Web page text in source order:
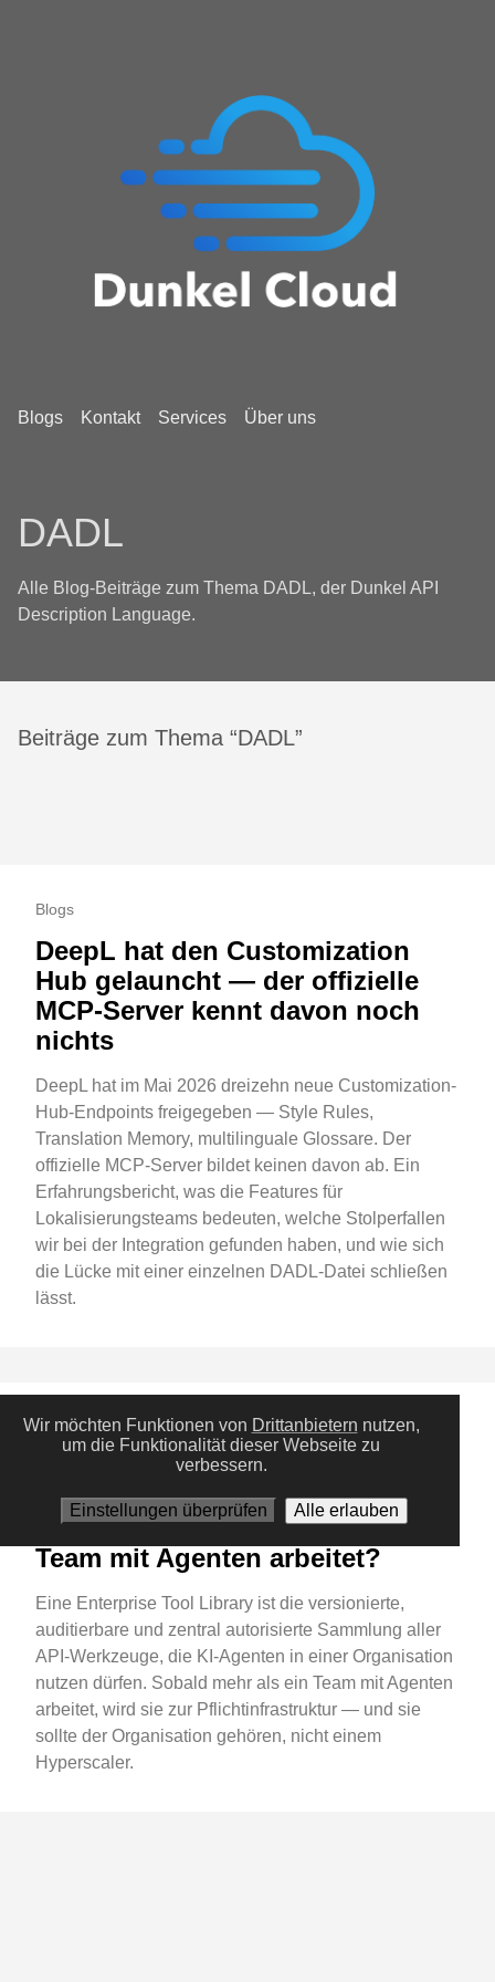
Wir möchten Funktionen von Drittanbietern nutzen,
um die Funktionalität dieser Webseite zu
verbessern.
Einstellungen überprüfen Alle erlauben
Blogs Kontakt Services Über uns
DADL
Alle Blog-Beiträge zum Thema DADL, der Dunkel API
Description Language.
Beiträge zum Thema “DADL”
Blogs
DeepL hat den Customization
Hub gelauncht — der offizielle
MCP-Server kennt davon noch
nichts
DeepL hat im Mai 2026 dreizehn neue Customization-
Hub-Endpoints freigegeben — Style Rules,
Translation Memory, multilinguale Glossare. Der
offizielle MCP-Server bildet keinen davon ab. Ein
Erfahrungsbericht, was die Features für
Lokalisierungsteams bedeuten, welche Stolperfallen
wir bei der Integration gefunden haben, und wie sich
die Lücke mit einer einzelnen DADL-Datei schließen
lässt.
Blogs
Was ist eine Enterprise Tool
Library — und warum wird sie
zur Pflicht, sobald mehr als ein
Team mit Agenten arbeitet?
Eine Enterprise Tool Library ist die versionierte,
auditierbare und zentral autorisierte Sammlung aller
API-Werkzeuge, die KI-Agenten in einer Organisation
nutzen dürfen. Sobald mehr als ein Team mit Agenten
arbeitet, wird sie zur Pflichtinfrastruktur — und sie
sollte der Organisation gehören, nicht einem
Hyperscaler.